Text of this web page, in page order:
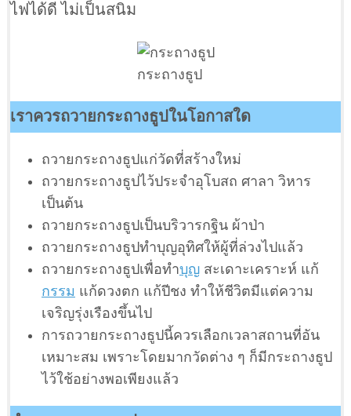
ไฟได้ดี ไม่เป็นสนิม
กระถางธูป
เราควรถวายกระถางธูปในโอกาสใด
ถวายกระถางธูปแก่วัดที่สร้างใหม่
ถวายกระถางธูปไว้ประจำอุโบสถ ศาลา วิหาร
เป็นต้น
ถวายกระถางธูปเป็นบริวารกฐิน ผ้าป่า
ถวายกระถางธูปทำบุญอุทิศให้ผู้ที่ล่วงไปแล้ว
ถวายกระถางธูปเพื่อทำบุญ สะเดาะเคราะห์ แก้
กรรม แก้ดวงตก แก้ปีชง ทำให้ชีวิตมีแต่ความ
เจริญรุ่งเรืองขึ้นไป
การถวายกระถางธูปนี้ควรเลือกเวลาสถานที่อัน
เหมาะสม เพราะโดยมากวัดต่าง ๆ ก็มีกระถางธูป
ไว้ใช้อย่างพอเพียงแล้ว